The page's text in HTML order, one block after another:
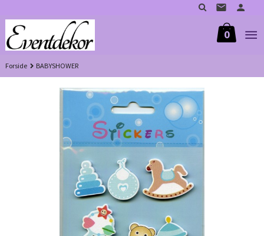
til
innholdet
0
Forside BABYSHOWER